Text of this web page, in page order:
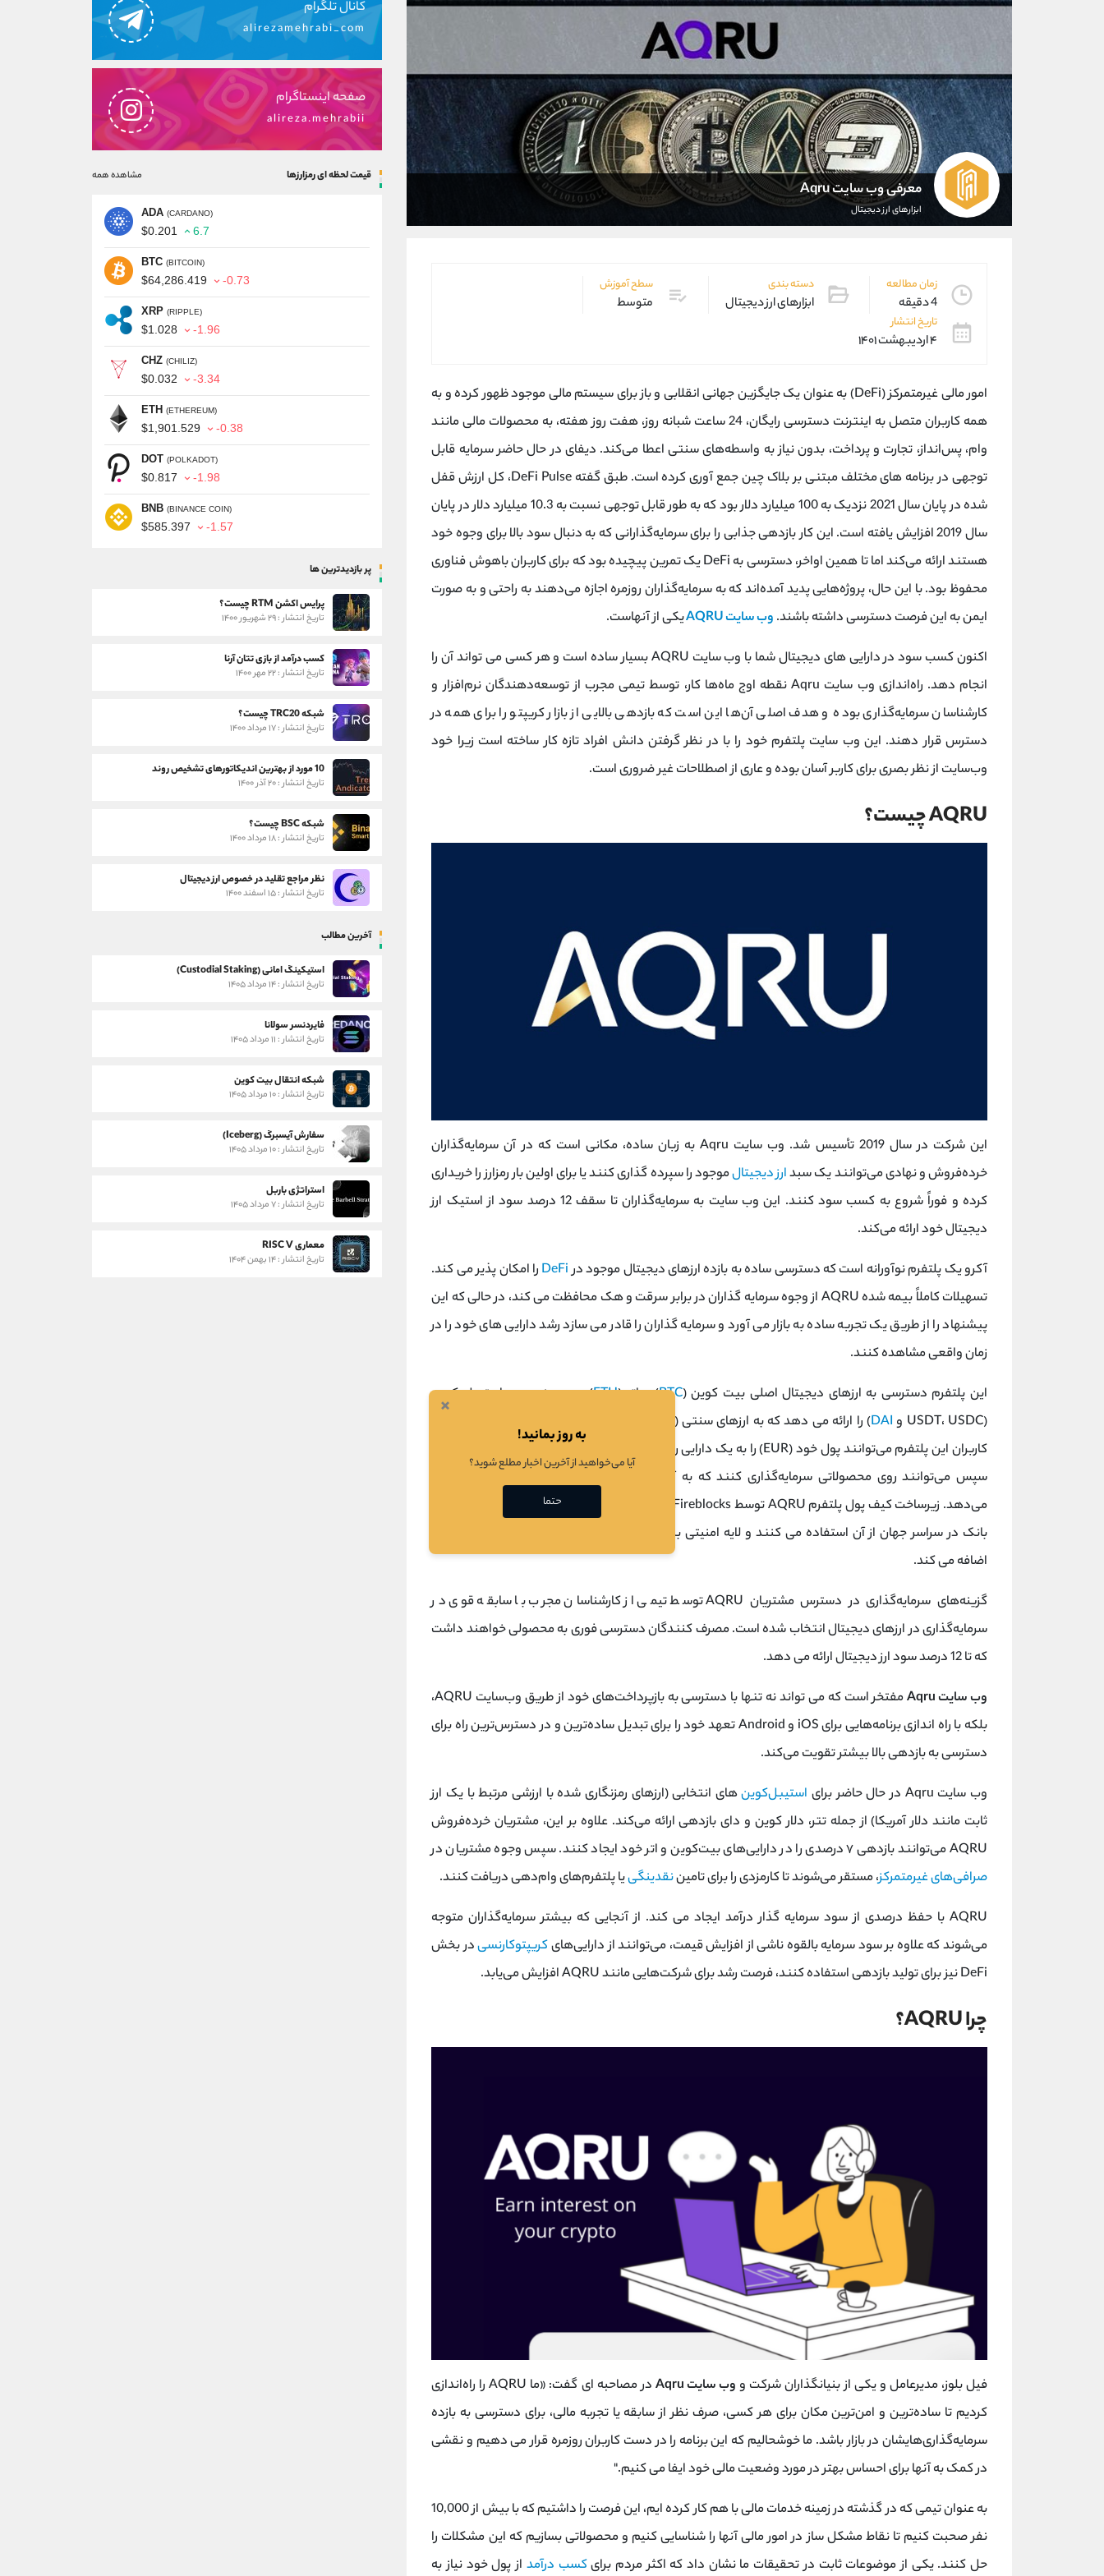
معرفی وب سایت Aqru
ابزارهای ارز دیجیتال
زمان مطالعه
4 دقیقه
دسته بندی
ابزارهای ارز دیجیتال
سطح آموزش
متوسط
تاریخ انتشار
۴ اردیبهشت ۱۴۰۱
امور مالی غیرمتمرکز (DeFi) به عنوان یک جایگزین جهانی انقلابی و باز برای سیستم مالی موجود ظهور کرده و به
همه کاربران متصل به اینترنت دسترسی رایگان، 24 ساعت شبانه روز، هفت روز هفته، به محصولات مالی مانند
وام، پس‌انداز، تجارت و پرداخت، بدون نیاز به واسطه‌های سنتی اعطا می‌کند. دیفای در حال حاضر سرمایه قابل
توجهی در برنامه های مختلف مبتنی بر بلاک چین جمع آوری کرده است. طبق گفته DeFi Pulse، کل ارزش قفل
شده در پایان سال 2021 نزدیک به 100 میلیارد دلار بود که به طور قابل توجهی نسبت به 10.3 میلیارد دلار در پایان
سال 2019 افزایش یافته است. این کار بازدهی جذابی را برای سرمایه‌گذارانی که به دنبال سود بالا برای وجوه خود
هستند ارائه می‌کند اما تا همین اواخر، دسترسی به DeFi یک تمرین پیچیده بود که برای کاربران باهوش فناوری
محفوظ بود. با این حال، پروژه‌هایی پدید آمده‌اند که به سرمایه‌گذاران روزمره اجازه می‌دهند به راحتی و به صورت
ایمن به این فرصت دسترسی داشته باشند. وب سایت AQRU
یکی از آنهاست.
اکنون کسب سود در دارایی های دیجیتال شما با وب سایت AQRU بسیار ساده است و هر کسی می تواند آن را
انجام دهد. راه‌اندازی وب سایت Aqru نقطه اوج ماه‌ها کار، توسط تیمی مجرب از توسعه‌دهندگان نرم‌افزار و
کارشناسان سرمایه‌گذاری بوده و هدف اصلی آن‌ها این است که بازدهی بالایی از بازار کریپتو را برای همه در
دسترس قرار دهند. این وب سایت پلتفرم خود را با در نظر گرفتن دانش افراد تازه کار ساخته است زیرا خود
وب‌سایت از نظر بصری برای کاربر آسان بوده و عاری از اصطلاحات غیر ضروری است.
AQRU چیست؟
این شرکت در سال 2019 تأسیس شد. وب سایت Aqru به زبان ساده، مکانی است که در آن سرمایه‌گذاران
خرده‌فروش و نهادی می‌توانند یک سبدارز دیجیتالموجود را سپرده گذاری کنند یا برای اولین بار رمزارز را خریداری
کرده و فوراً شروع به کسب سود کنند. این وب سایت به سرمایه‌گذاران تا سقف 12 درصد سود از استیک ارز
دیجیتال خود ارائه می‌کند.
آکرو یک پلتفرم نوآورانه است که دسترسی ساده به بازده ارزهای دیجیتال موجود درDeFi را امکان پذیر می کند.
تسهیلات کاملاً بیمه شده AQRU از وجوه سرمایه گذاران در برابر سرقت و هک محافظت می کند، در حالی که این
پیشنهاد را از طریق یک تجربه ساده به بازار می آورد و سرمایه گذاران را قادر می سازد رشد دارایی های خود را در
زمان واقعی مشاهده کنند.
این پلتفرم دسترسی به ارزهای دیجیتال اصلی بیت کوین (BTC) و اتر (ETH) و همچنین سه استیبل کوین
(USDT، USDC و
DAI) را ارائه می دهد که به ارزهای سنتی (
کاربران این پلتفرم می‌توانند پول خود (EUR) را به یک دارایی رمزنگاری شده در
سپس می‌توانند روی محصولاتی سرمایه‌گذاری کنند که به آنها امکان دسترسی به سود ارز دیجیتالشان را
بانک در سراسر جهان از آن استفاده می کنند و لایه امنیتی بیشتری را برای محافظت از سرمایه سرمایه گذاران
اضافه می کند.
گزینه‌های سرمایه‌گذاری در دسترس مشتریان AQRU توسط تیمی از کارشناسان مجرب با سابقه قوی در
سرمایه‌گذاری در ارزهای دیجیتال انتخاب شده است. مصرف کنندگان دسترسی فوری به محصولی خواهند داشت
که تا 12 درصد سود ارز دیجیتال ارائه می دهد.
وب سایت Aqru
مفتخر است که می تواند نه تنها با دسترسی به بازپرداخت‌های خود از طریق وب‌سایت AQRU،
بلکه با راه اندازی برنامه‌هایی برای iOS و Android تعهد خود را برای تبدیل ساده‌ترین و در دسترس‌ترین راه برای
دسترسی به بازدهی بالا بیشتر تقویت می‌کند.
وب سایت Aqru در حال حاضر برای
استیبل‌کوین‌های انتخابی (ارزهای رمزنگاری شده با ارزشی مرتبط با یک ارز
ثابت مانند دلار آمریکا) از جمله تتر، دلار کوین و دای بازدهی ارائه می‌کند. علاوه بر این، مشتریان خرده‌فروش
AQRU می‌توانند بازدهی ۷ درصدی را در دارایی‌های بیت‌کوین و اتر خود ایجاد کنند. سپس وجوه مشتریان در
صرافی‌های غیرمتمرکز، مستقر می‌شوند تا کارمزدی را برای تامیننقدینگییا پلتفرم‌های وام‌دهی دریافت کنند.
AQRU با حفظ درصدی از سود سرمایه گذار درآمد ایجاد می کند. از آنجایی که بیشتر سرمایه‌گذاران متوجه
می‌شوند که علاوه بر سود سرمایه بالقوه ناشی از افزایش قیمت، می‌توانند از دارایی‌هایکریپتوکارنسیدر بخش
DeFi نیز برای تولید بازدهی استفاده کنند، فرصت رشد برای شرکت‌هایی مانند AQRU افزایش می‌یابد.
چرا AQRU؟
فیل بلوز، مدیرعامل و یکی از بنیانگذاران شرکت و وب سایت Aqru
در مصاحبه ای گفت: «ما AQRU را راه‌اندازی
کردیم تا ساده‌ترین و امن‌ترین مکان برای هر کسی، صرف نظر از سابقه یا تجربه مالی، برای دسترسی به بازده
سرمایه‌گذاری‌هایشان در بازار باشد. ما خوشحالیم که این برنامه را در دست کاربران روزمره قرار می دهیم و نقشی
در کمک به آنها برای احساس بهتر در مورد وضعیت مالی خود ایفا می کنیم."
به عنوان تیمی که در گذشته در زمینه خدمات مالی با هم کار کرده ایم، این فرصت را داشتیم که با بیش از 10,000
نفر صحبت کنیم تا نقاط مشکل ساز در امور مالی آنها را شناسایی کنیم و محصولاتی بسازیم که این مشکلات را
حل کنند. یکی از موضوعات ثابت در تحقیقات ما نشان داد که اکثر مردم برایکسب درآمد از پول خود نیاز به
کانال تلگرام
alirezamehrabi_com
صفحه اینستاگرام
alireza.mehrabii
قیمت لحظه ای رمزارزها مشاهده همه
ADA (CARDANO)
$0.201 6.7
BTC (BITCOIN)
$64,286.419 -0.73
XRP (RIPPLE)
$1.028 -1.96
CHZ (CHILIZ)
$0.032 -3.34
ETH (ETHEREUM)
$1,901.529 -0.38
DOT (POLKADOT)
$0.817 -1.98
BNB (BINANCE COIN)
$585.397 -1.57
پر بازدیدترین ها
پرایس اکشن RTM چیست؟
تاریخ انتشار : ۲۹ شهریور ۱۴۰۰
کسب درآمد از بازی تتان آرنا
تاریخ انتشار : ۲۲ مهر ۱۴۰۰
شبکه TRC20 چیست؟
تاریخ انتشار : ۱۷ مرداد ۱۴۰۰
10 مورد از بهترین اندیکاتورهای تشخیص روند
تاریخ انتشار : ۲۰ آذر ۱۴۰۰
شبکه BSC چیست؟
تاریخ انتشار : ۱۸ مرداد ۱۴۰۰
نظر مراجع تقلید در خصوص ارز دیجیتال
تاریخ انتشار : ۱۵ اسفند ۱۴۰۰
آخرین مطالب
استیکینگ امانی (Custodial Staking)
تاریخ انتشار : ۱۴ مرداد ۱۴۰۵
فایردنسر سولانا
تاریخ انتشار : ۱۱ مرداد ۱۴۰۵
شبکه انتقال بیت کوین
تاریخ انتشار : ۱۰ مرداد ۱۴۰۵
سفارش آیسبرگ (Iceberg)
تاریخ انتشار : ۱۰ مرداد ۱۴۰۵
استراتژی باربل
تاریخ انتشار : ۷ مرداد ۱۴۰۵
معماری RISC V
تاریخ انتشار : ۱۴ بهمن ۱۴۰۴
×
به روز بمانید!
آیا می‌خواهید از آخرین اخبار مطلع شوید؟
حتما